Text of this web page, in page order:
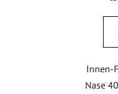
Innen-
Nase